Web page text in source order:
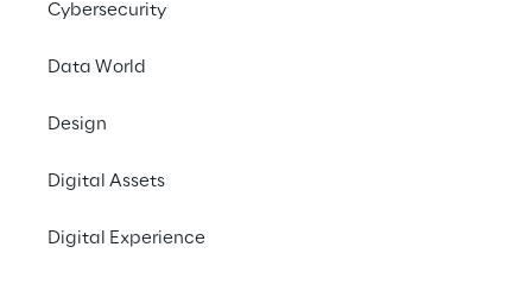
Cybersecurity
Data World
Design
Digital Assets
Digital Experience